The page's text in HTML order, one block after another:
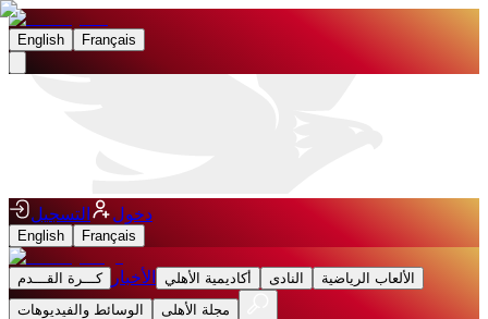
English Français
دخول التسجيل
English Français
كـــرة القـــدم الأخبار أكاديمية الأهلي النادى
الألعاب الرياضية
الوسائط والفيديوهات
مجلة الأهلى